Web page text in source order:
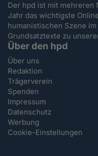
Der hpd ist mit
Jahr das wichtigste
humanistischen Szene
Grundsatztexte zu
Über den hpd
Über uns
Redaktion
Trägerverein
Spenden
Impressum
Datenschutz
Werbung
Cookie-Einstellungen